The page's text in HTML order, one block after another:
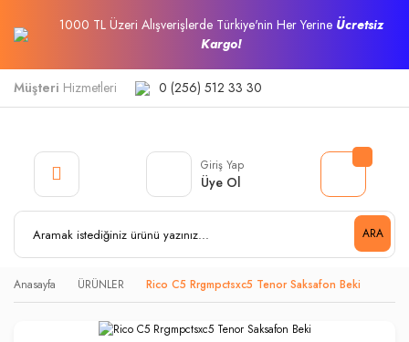
1000 TL Üzeri Alışverişlerde Türkiye'nin Her Yerine Ücretsiz
Kargo!
Müşteri Hizmetleri 0 (256) 512 33 30
ARA
Giriş Yap
Üye Ol
Anasayfa ÜRÜNLER Rico C5 Rrgmpctsxc5 Tenor Saksafon Beki